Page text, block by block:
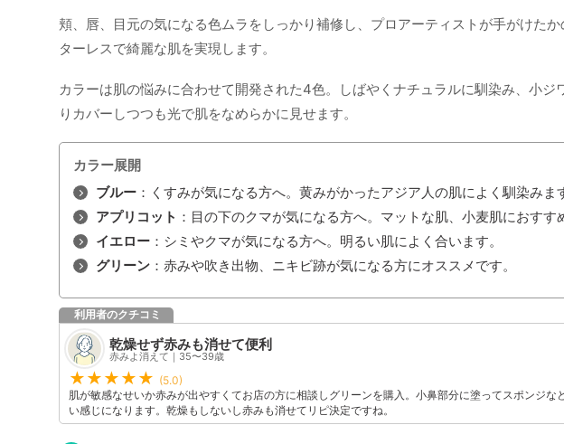
頬、唇、目元の気になる色ムラをしっかり補修し、プロアーティストが手がけた
ターレスで綺麗な肌を実現します。
カラーは肌の悩みに合わせて開発された4色。しばやくナチュラルに馴染み、小ジ
りカバーしつつも光で肌をなめらかに見せます。
カラー展開
ブルー ：くすみが気になる方へ。黄みがかったアジア人の肌によく馴染みま
アプリコット ：目の下のクマが気になる方へ。マットな肌、小麦肌におすす
イエロー ：シミやクマが気になる方へ。明るい肌によく合います。
グリーン ：赤みや吹き出物、ニキビ跡が気になる方にオススメです。
利用者のクチコミ
乾燥せず赤みも消せて便利
赤みよ消えて｜35〜39歳
(5.0)
肌が敏感なせいか赤みが出やすくてお店の方に相談しグリーンを購入。小鼻部分に塗ってスポンジな
い感じになります。乾燥もしないし赤みも消せてリピ決定ですね。